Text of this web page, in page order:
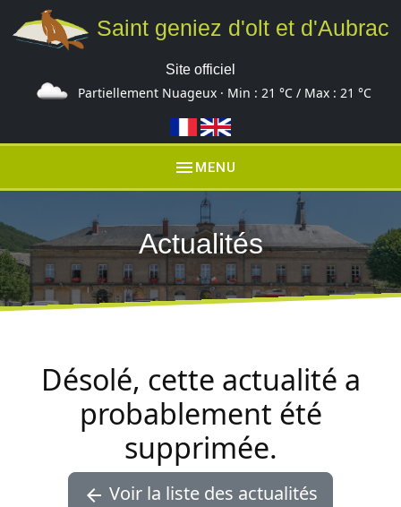
Saint geniez d'olt et d'Aubrac
Site officiel
Partiellement Nuageux · Min : 21 °C / Max : 21 °C
menu MENU
Actualités
Désolé, cette actualité a
probablement été
supprimée.
arrow_back Voir la liste des actualités